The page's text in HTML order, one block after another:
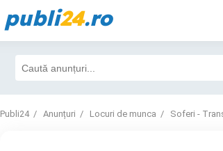
publi24.ro
Publi24 Anunțuri Locuri de munca Soferi -